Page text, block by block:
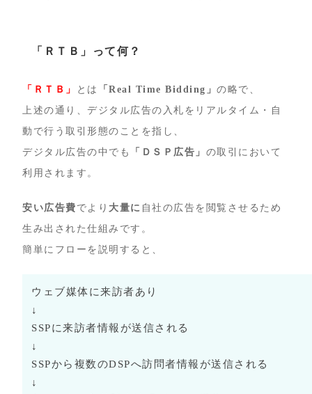
「ＲＴＢ」って何？
「ＲＴＢ」 とは 「Real Time Bidding」の略で、
上述の通り、デジタル広告の入札をリアルタイム・自
動で行う取引形態のことを指し、
デジタル広告の中でも
「ＤＳＰ広告」 の取引において
利用されます。
安い広告費 でより 大量に 自社の広告を閲覧させるため
生み出された仕組みです。
簡単にフローを説明すると、
ウェブ媒体に来訪者あり
↓
SSPに来訪者情報が送信される
↓
SSPから複数のDSPへ訪問者情報が送信される
↓